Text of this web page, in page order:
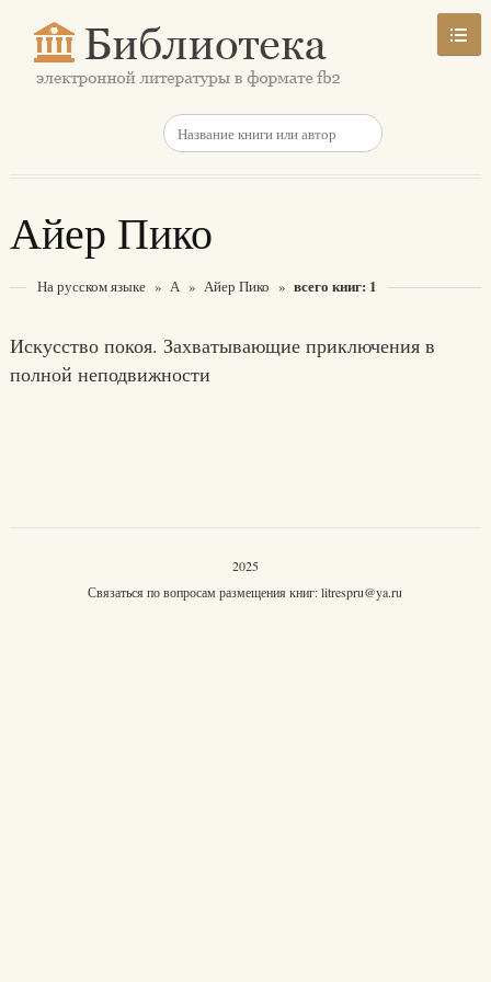
Айер Пико
На русском языке » А » Айер Пико » всего книг: 1
Искусство покоя. Захватывающие приключения в
полной неподвижности
2025
Связаться по вопросам размещения книг:litrespru@ya.ru